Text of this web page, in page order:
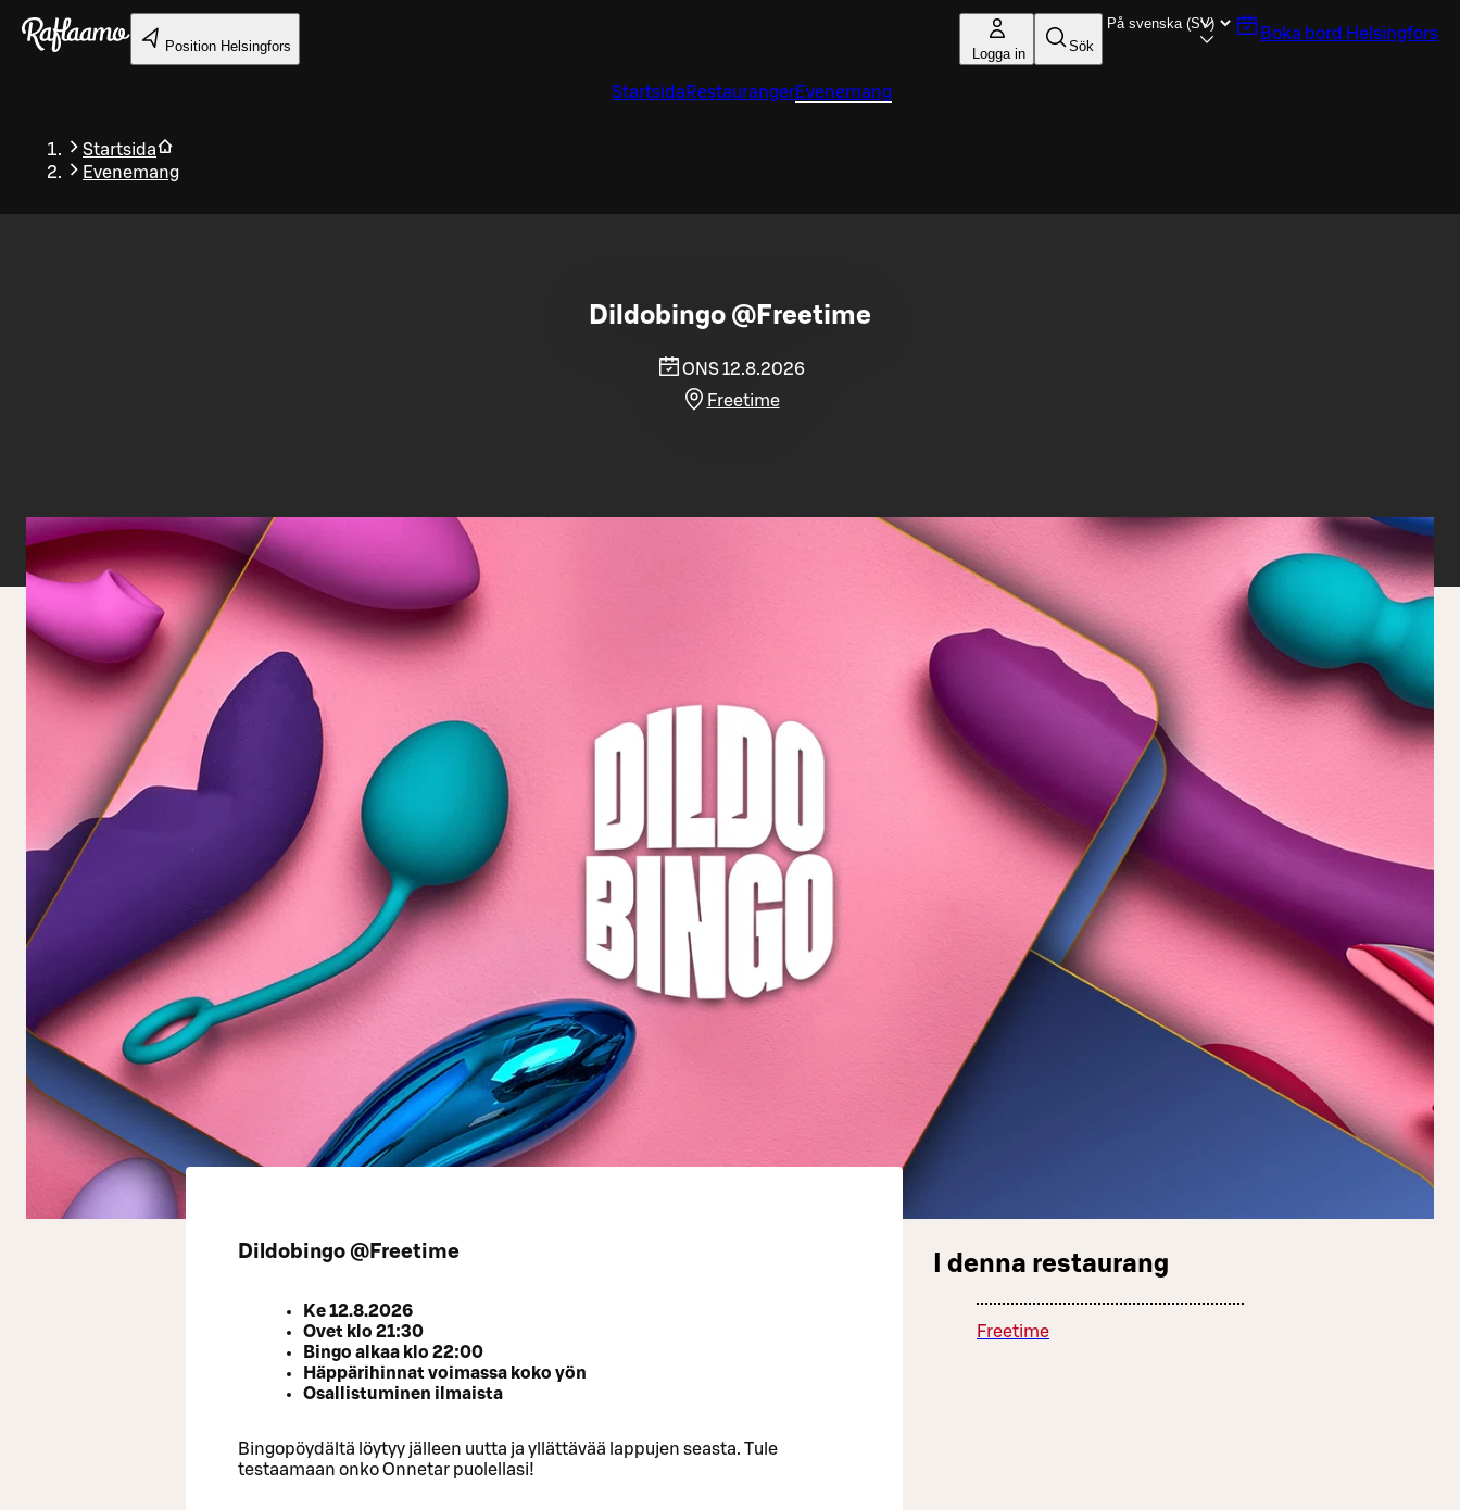
Gå till huvudinnehållet
Position Helsingfors Logga in Sök
Boka bord Helsingfors
Startsida RestaurangerEvenemang
Startsida
Evenemang
Tillbaka
Dildobingo @Freetime
ONS 12.8.2026
Freetime
Dildobingo @Freetime
Ke 12.8.2026
Ovet klo 21:30
Bingo alkaa klo 22:00
Häppärihinnat voimassa koko yön
Osallistuminen ilmaista
Bingopöydältä löytyy jälleen uutta ja yllättävää lappujen seasta. Tule
testaamaan onko Onnetar puolellasi!
I denna restaurang
Freetime